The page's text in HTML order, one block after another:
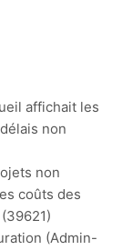
affichait les
non
non
coûts des
(Admin-